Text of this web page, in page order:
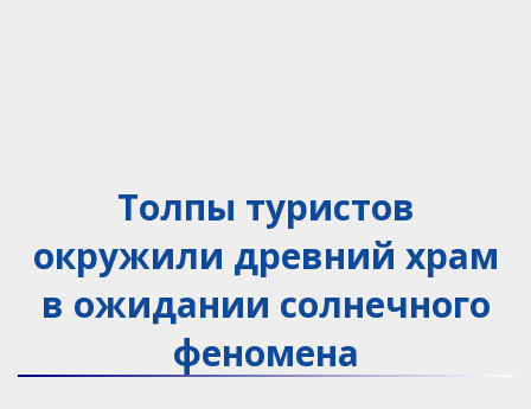
Толпы туристов
окружили древний храм
в ожидании солнечного
феномена